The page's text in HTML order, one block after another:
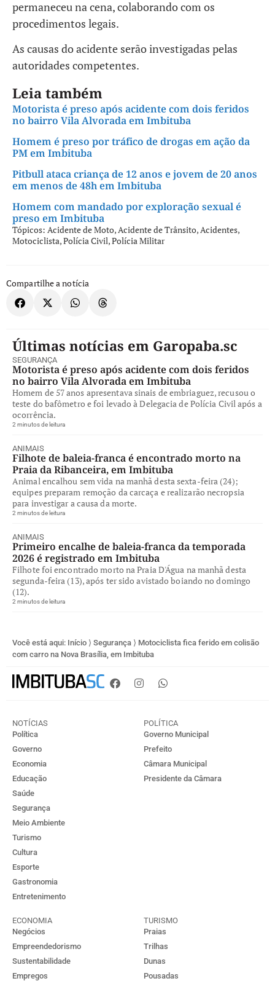
permaneceu na cena, colaborando com os
procedimentos legais.
As causas do acidente serão investigadas pelas
autoridades competentes.
Leia também
Motorista é preso após acidente com dois feridos
no bairro Vila Alvorada em Imbituba
Homem é preso por tráfico de drogas em ação da
PM em Imbituba
Pitbull ataca criança de 12 anos e jovem de 20 anos
em menos de 48h em Imbituba
Homem com mandado por exploração sexual é
preso em Imbituba
Tópicos: Acidente de Moto, Acidente de Trânsito, Acidentes,
Motociclista,Polícia Civil,Polícia Militar
Compartilhe a notícia
Últimas notícias em Garopaba.sc
SEGURANÇA
Motorista é preso após acidente com dois feridos
no bairro Vila Alvorada em Imbituba
Homem de 57 anos apresentava sinais de embriaguez, recusou o
teste do bafômetro e foi levado à Delegacia de Polícia Civil após a
ocorrência.
2 minutos de leitura
ANIMAIS
Filhote de baleia-franca é encontrado morto na
Praia da Ribanceira, em Imbituba
Animal encalhou sem vida na manhã desta sexta-feira (24);
equipes preparam remoção da carcaça e realizarão necropsia
para investigar a causa da morte.
2 minutos de leitura
ANIMAIS
Primeiro encalhe de baleia-franca da temporada
2026 é registrado em Imbituba
Filhote foi encontrado morto na Praia D'Água na manhã desta
segunda-feira (13), após ter sido avistado boiando no domingo
(12).
2 minutos de leitura
Você está aqui: Início ⟩ Segurança ⟩ Motociclista fica ferido em colisão
com carro na Nova Brasília, em Imbituba
NOTÍCIAS
Política
Governo
Economia
Educação
Saúde
Segurança
Meio Ambiente
Turismo
Cultura
Esporte
Gastronomia
Entretenimento
POLÍTICA
Governo Municipal
Prefeito
Câmara Municipal
Presidente da Câmara
ECONOMIA
Negócios
Empreendedorismo
Sustentabilidade
Empregos
TURISMO
Praias
Trilhas
Dunas
Pousadas